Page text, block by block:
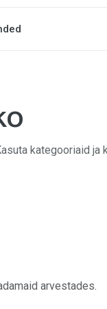
kategooriaid ja
arvestades.